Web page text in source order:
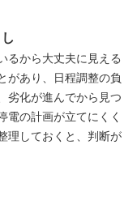
るから大丈夫に見える
があり、日程調整の負
劣化が進んでから見つ
電の計画が立てにくく
理しておくと、判断が